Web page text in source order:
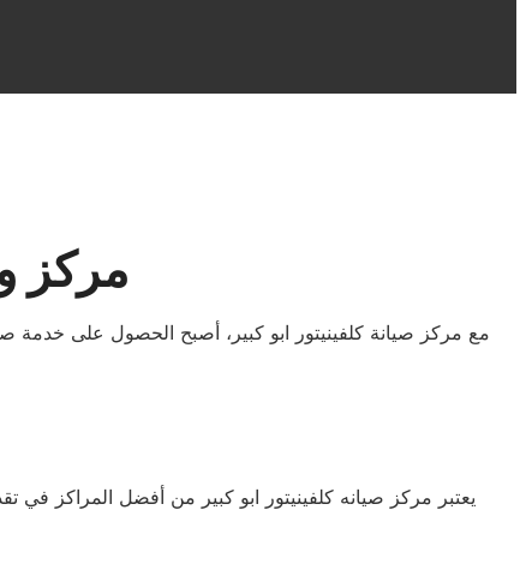
مركز
يعتبر مركز صيانه كلفينيتور ابو كبير من أفضل المراكز في